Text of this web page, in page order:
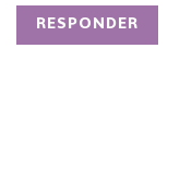
RESPONDER